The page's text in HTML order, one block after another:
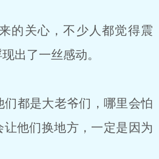
的关心，不少人都觉得震
出了一丝感动。
都是大老爷们，哪里会怕
他们换地方，一定是因为